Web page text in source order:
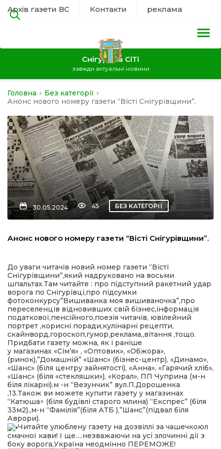
Архів газети ВС Контакти реклама
Снігурівка СіТі
завжди актуальні новини
політика
Головна
Без категорії
Анонс нового номеру газети “Вісті Снігурівщини”.
30.05.2024 45 БЕЗ КАТЕГОРІЇ
Анонс нового номеру газети “Вісті Снігурівщини”.
До уваги читачів новий номер газети “Вісті
Снігурівщини”,який надруковано на восьми
шпальтах.Там читайте : про підступний ракетний удар
ворога по Снігурівці,про підсумки
фотоконкурсу”Вишиванка моя вишиваночка”,про
переселенців відновивших свій бізнес,інформація
податкової,пенсійного,поезія читачів, ювілейний
портрет ,корисні поради,кулінарні рецепти,
скайнворд,гороскоп,гумор,реклама,,вітання ,тощо.
Придбати газету можна, як і раніше
у магазинах «Сім’я» , «Оптовик», «Обжора»,
(ринок),”Домашній” «Шанс» (бізнес-центр), «Динамо»,
«Шанс» (біля центру зайнятості), «Анна», «Гарячий хліб»,
«Шанс» (біля «стекляшки»), «Корал», ПП Чуприна (м-н
біля лікарні).м -н “Везунчик” вул.П.Дорошенка
,13.Також ви можете купити газету у магазинах
“Катюша^ (біля будівлі старого млина) “Експрес” (біля
33м2).,м-н “Фамілія”(біля АТБ ),”Шанс”(підвал біля
Аврори).
Читайте улюблену газету на дозвіллі за чашечкоюл
смачної кави! І ще….незважаючи на усі злочинні дії з
боку ворога,Україна неодмінно ПЕРЕМОЖЕ!